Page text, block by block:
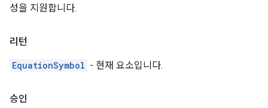
성을 지원합니다.
리턴
EquationSymbol - 현재 요소입니다.
승인